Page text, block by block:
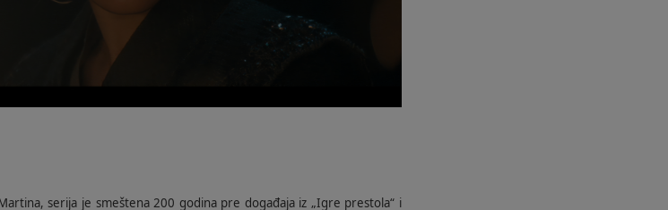
serija je smeštena 200 godina pre događaja iz „Igre prestola“ i